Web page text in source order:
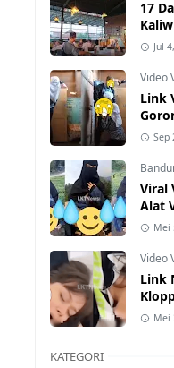
17
Jul
Video
Link
Sep
Viral
Alat
Mei
Video
Link
Mei
KATEGORI